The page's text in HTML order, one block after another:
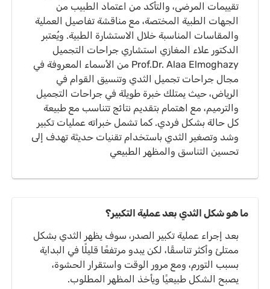
تقييمات المرضى، والتأكد من اعتماد الطبيب من
الجهات الطبية المختصة، مع مناقشة تفاصيل العملية
والمقاسات المناسبة خلال الاستشارة الطبية. ويُعتبر
الدكتور علاء المغازي استشاري جراحات التجميل
Prof.Dr. Alaa Elmoghazy من الأسماء المعروفة في
مجال جراحات تجميل الثدي وتنسيق القوام في
الرياض، حيث يمتلك خبرة طويلة في جراحات التجميل
والترميم، مع اهتمام بتقديم نتائج تتناسب مع طبيعة
كل حالة بشكل فردي. كما تشمل خبراته عمليات تكبير
وشد وتصغير الثدي باستخدام تقنيات حديثة تهدف إلى
تحسين التناسق والمظهر الطبيعي
ما هو شكل الثدي بعد عملية التكبير؟
بعد إجراء عملية تكبير الصدر، سوف يظهر الثدي بشكل
ممتلئ وأكثر تناسقًا، لكن يبدو مرتفعًا قليلًا في البداية
بسبب التورم، ومع مرور الوقت واستقرار الحشوة،
يصبح الشكل طبيعيًا ويأخذ المظهر المطلوب.